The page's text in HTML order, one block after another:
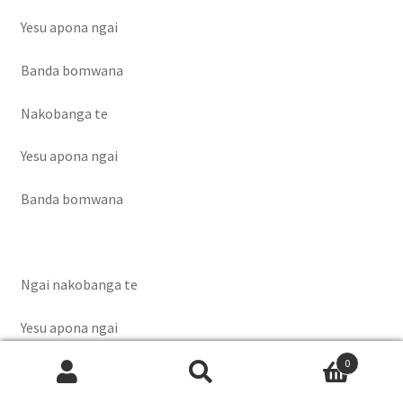
Yesu apona ngai
Banda bomwana
Nakobanga te
Yesu apona ngai
Banda bomwana
Ngai nakobanga te
Yesu apona ngai
Banda bomwana
Recherche
Recherche
0